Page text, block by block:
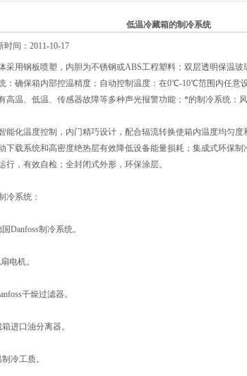
低温冷藏箱的制冷系统
时间：2011-10-17
采用钢板喷塑，内胆为不锈钢或ABS工程塑料；双层透明保温
：确保箱内部控温精度；自动控制温度：在0℃-10℃范围内任
高温、低温、传感器故障等多种声光报警功能；*的制冷系统：
能化温度控制，内门精巧设计，配合辐流转换使箱内温度均匀
下载系统和高密度绝热层有效降低设备能量损耗；集成式环保
行，有效自检；全封闭式外形，环保涂层。
系统：
制冷系统。
电机。
干燥过滤器。
口油分离器。
冷工质。